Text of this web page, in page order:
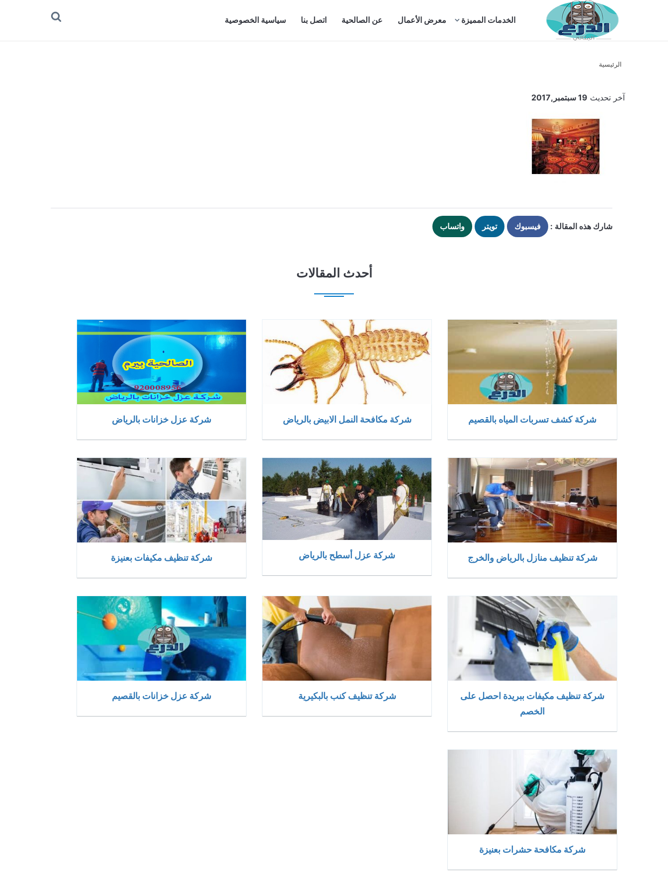
بحث الخدمات المميزة معرض الأعمال عن الصالحية اتصل بنا سياسية الخصوصية
الرئيسية
آخر تحديث 19 سبتمبر,2017
شارك هذه المقالة : فيسبوك تويتر واتساب
أحدث المقالات
شركة كشف تسربات المياه بالقصيم شركة مكافحة النمل الابيض بالرياض شركة عزل خزانات بالرياض
شركة تنظيف منازل بالرياض والخرج شركة عزل أسطح بالرياض شركة تنظيف مكيفات بعنيزة
شركة تنظيف مكيفات ببريدة احصل على
الخصم
شركة تنظيف كنب بالبكيرية شركة عزل خزانات بالقصيم
شركة مكافحة حشرات بعنيزة